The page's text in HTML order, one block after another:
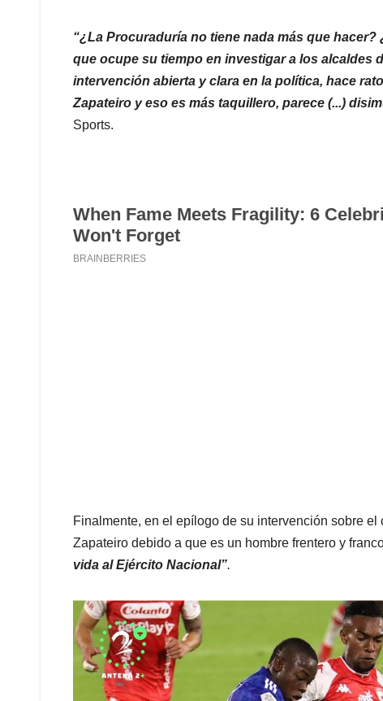
“¿La Procuraduría no tiene nada más que
que ocupe su tiempo en investigar a los alcaldes
intervención abierta y clara en la política, hace
Zapateiro y eso es más taquillero, parece (...)
Sports.
Finalmente, en el epílogo de su intervención sobre
Zapateiro debido a que es un hombre frentero y
vida al Ejército Nacional”.